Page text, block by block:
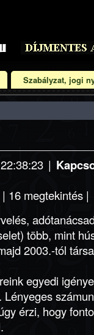
Szabályzat, jogi
|
16 megtekintés |
több, mint
2003.-tól
egyedi
érzi, hogy